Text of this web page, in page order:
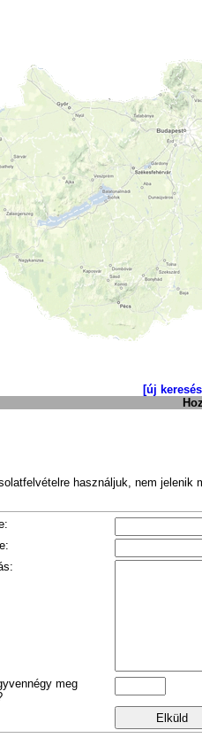
[új
használjuk, nem
meg